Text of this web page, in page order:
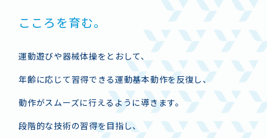
こ こ ろ を育む。
運動遊びや器械体操をとおして、
年齢に応じて習得できる運動基本動作を反復し、
動作がスムーズに行えるように導きます。
段階的な技術の習得を目指し、
チェック項目の各カラーは以下の種目です。
跳び箱